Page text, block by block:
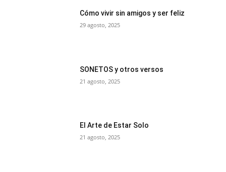
Cómo vivir sin amigos y ser feliz
29 agosto, 2025
SONETOS y otros versos
21 agosto, 2025
El Arte de Estar Solo
21 agosto, 2025